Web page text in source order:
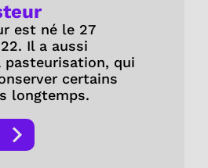
est né le 27
Il a aussi
pasteurisation, qui
certains
longtemps.